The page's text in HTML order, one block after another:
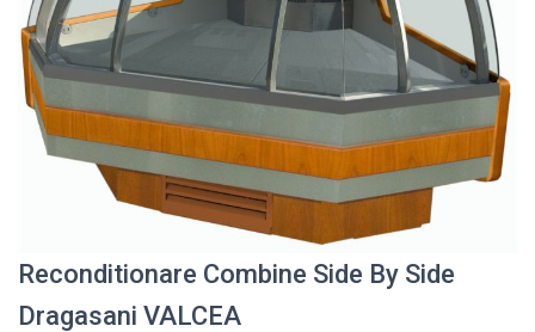
Reconditionare Combine Side By Side
Dragasani VALCEA